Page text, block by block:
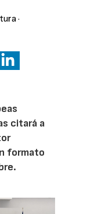
·
citará a
formato